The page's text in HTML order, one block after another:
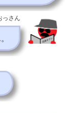
っさん